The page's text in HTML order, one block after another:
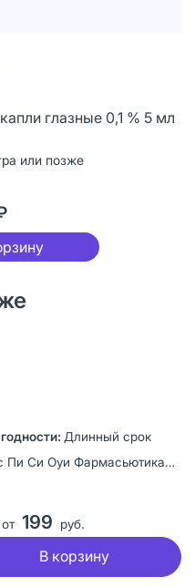
глазные 0,1 % 5 мл
или позже
Длинный срок
Си Эс Пи Си Оуи Фармасьютикал Ко.Лтд, Китайская Народная Республика
199 руб.
В корзину